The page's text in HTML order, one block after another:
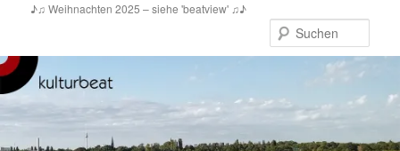
springen
springen
♪♫ Weihnachten 2025 – siehe 'beatview' ♫♪